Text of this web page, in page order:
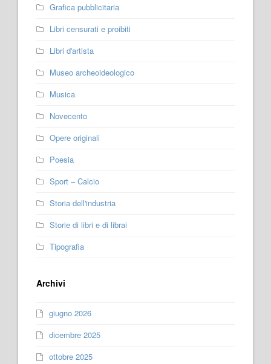
Grafica pubblicitaria
Libri censurati e proibiti
Libri d'artista
Museo archeoideologico
Musica
Novecento
Opere originali
Poesia
Sport – Calcio
Storia dell'industria
Storie di libri e di librai
Tipografia
Archivi
giugno 2026
dicembre 2025
ottobre 2025